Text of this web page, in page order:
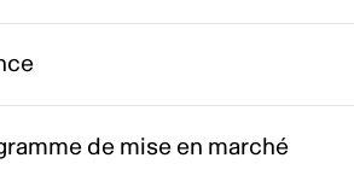
de mise en marché